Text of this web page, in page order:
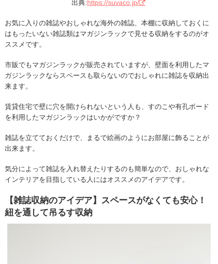
出典:https://suvaco.jp/
お気に入りの雑誌やおしゃれな海外の雑誌、本棚に収納しておくに
はもったいない雑誌類はマガジンラックで見せる収納をするのがオ
ススメです。
市販でもマガジンラックが販売されていますが、壁面を利用したマ
ガジンラックならスペースも取らないのでおしゃれに雑誌を収納出
来ます。
賃貸住宅で壁に穴を開けられないという人も、すのこや有孔ボード
を利用したマガジンラックはいかがですか？
雑誌を立てておくだけで、まるで絵画のようにお部屋に飾ることが
出来ます。
気分によって雑誌を入れ替えたりするのも簡単なので、おしゃれな
インテリアを目指している人にはオススメのアイデアです。
【雑誌収納のアイデア】スペースがなくても安心！
紐を通して吊るす収納